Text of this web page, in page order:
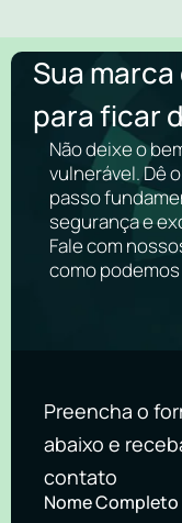
Sua
para ficar
Não deixe o
vulnerável. Dê o
passo
segurança e
Fale com
como podemos
Preencha o
abaixo e
contato
Nome Completo